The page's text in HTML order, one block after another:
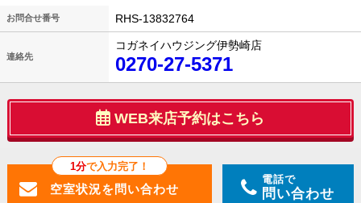
お問合せ番号 RHS-13832764
連絡先
コガネイハウジング伊勢崎店
0270-27-5371
WEB来店予約はこちら
1分で入力完了！
電話で
問い合わせ